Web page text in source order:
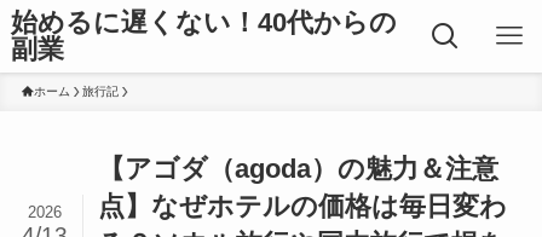
始めるに遅くない！40代からの
副業
ホーム 旅行記
【アゴダ（agoda）の魅力＆注意
点】なぜホテルの価格は毎日変わ
2026